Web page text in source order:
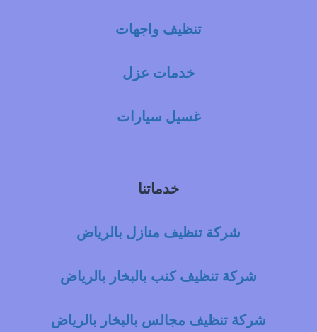
تنظيف واجهات
خدمات عزل
غسيل سيارات
خدماتنا
شركة تنظيف منازل بالرياض
شركة تنظيف كنب بالبخار بالرياض
شركة تنظيف مجالس بالبخار بالرياض